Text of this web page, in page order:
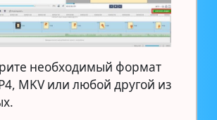
необходимый формат
MKV или любой другой из